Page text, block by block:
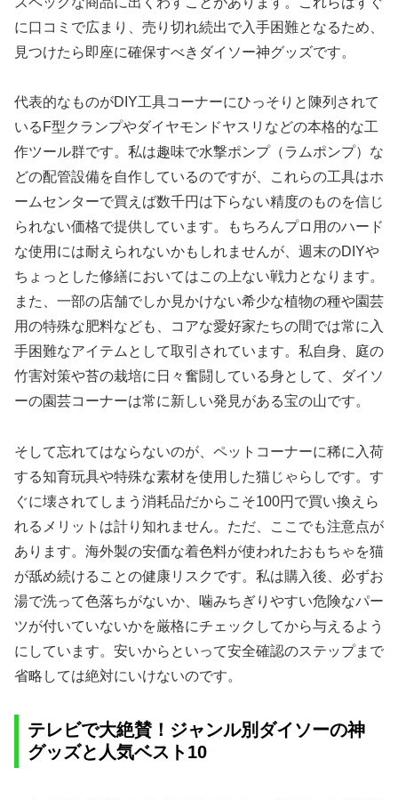
に口コミで広まり、売り切れ続出で入手困難となるため、
見つけたら即座に確保すべきダイソー神グッズです。
代表的なものがDIY工具コーナーにひっそりと陳列されて
いるF型クランプやダイヤモンドヤスリなどの本格的な工
作ツール群です。私は趣味で水撃ポンプ（ラムポンプ）な
どの配管設備を自作しているのですが、これらの工具はホ
ームセンターで買えば数千円は下らない精度のものを信じ
られない価格で提供しています。もちろんプロ用のハード
な使用には耐えられないかもしれませんが、週末のDIYや
ちょっとした修繕においてはこの上ない戦力となります。
また、一部の店舗でしか見かけない希少な植物の種や園芸
用の特殊な肥料なども、コアな愛好家たちの間では常に入
手困難なアイテムとして取引されています。私自身、庭の
竹害対策や苔の栽培に日々奮闘している身として、ダイソ
ーの園芸コーナーは常に新しい発見がある宝の山です。
そして忘れてはならないのが、ペットコーナーに稀に入荷
する知育玩具や特殊な素材を使用した猫じゃらしです。す
ぐに壊されてしまう消耗品だからこそ100円で買い換えら
れるメリットは計り知れません。ただ、ここでも注意点が
あります。海外製の安価な着色料が使われたおもちゃを猫
が舐め続けることの健康リスクです。私は購入後、必ずお
湯で洗って色落ちがないか、噛みちぎりやすい危険なパー
ツが付いていないかを厳格にチェックしてから与えるよう
にしています。安いからといって安全確認のステップまで
省略しては絶対にいけないのです。
テレビで大絶賛！ジャンル別ダイソーの神
グッズと人気ベスト10